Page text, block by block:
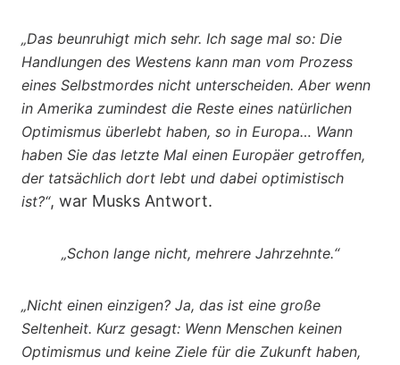
„Das beunruhigt mich sehr. Ich sage mal so: Die
Handlungen des Westens kann man vom Prozess
eines Selbstmordes nicht unterscheiden. Aber wenn
in Amerika zumindest die Reste eines natürlichen
Optimismus überlebt haben, so in Europa… Wann
haben Sie das letzte Mal einen Europäer getroffen,
der tatsächlich dort lebt und dabei optimistisch
ist?“, war Musks Antwort.
„Schon lange nicht, mehrere Jahrzehnte.“
„Nicht einen einzigen? Ja, das ist eine große
Seltenheit. Kurz gesagt: Wenn Menschen keinen
Optimismus und keine Ziele für die Zukunft haben,